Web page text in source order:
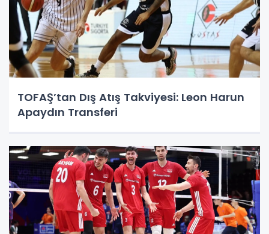
TOFAŞ’tan Dış Atış Takviyesi: Leon Harun
Apaydın Transferi